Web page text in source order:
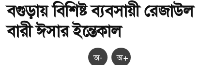
বগুড়ায় বিশিষ্ট ব্যবসায়ী রেজাউল
বারী ঈসার ইন্তেকাল
অ- অ+